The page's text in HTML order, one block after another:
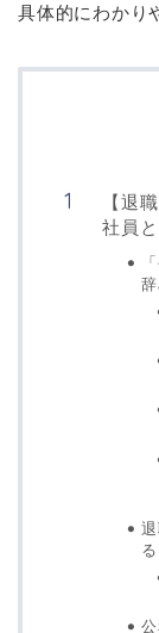
具体的にわかり
【退
社員
る